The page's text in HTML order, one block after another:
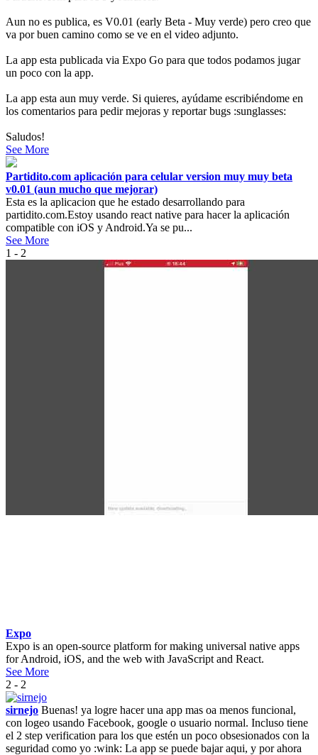
Aun no es publica, es V0.01 (early Beta - Muy verde) pero creo que
va por buen camino como se ve en el video adjunto.
La app esta publicada via Expo Go para que todos podamos jugar
un poco con la app.
La app esta aun muy verde. Si quieres, ayúdame escribiéndome en
los comentarios para pedir mejoras y reportar bugs :sunglasses:
Saludos!
See More
Partidito.com aplicación para celular version muy muy beta
v0.01 (aun mucho que mejorar)
Esta es la aplicacion que he estado desarrollando para
partidito.com.Estoy usando react native para hacer la aplicación
compatible con iOS y Android.Ya se pu...
See More
1 - 2
Expo
Expo is an open-source platform for making universal native apps
for Android, iOS, and the web with JavaScript and React.
See More
2 - 2
sirnejo Buenas! ya logre hacer una app mas oa menos funcional,
con logeo usando Facebook, google o usuario normal. Incluso tiene
el 2 step verification para los que estén un poco obsesionados con la
seguridad como yo :wink: La app se puede bajar aqui, y por ahora